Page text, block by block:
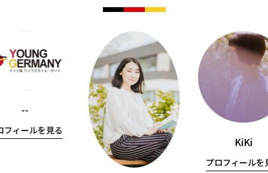
--
フィールを見る
KiKi
プロフィールを